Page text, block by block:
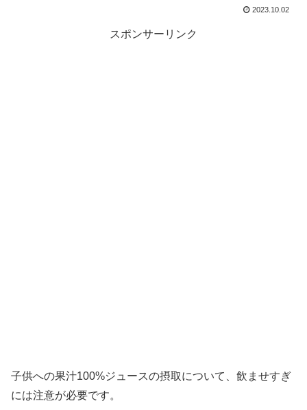
2023.10.02
スポンサーリンク
子供への果汁100%ジュースの摂取について、飲ませすぎ
には注意が必要です。